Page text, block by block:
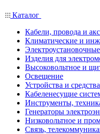
Каталог
Кабели, провода и
Климатические и
Изделия для
Высоковольтное и
Освещение
Устройства и
Кабеленесущие
Инструменты,
Генераторы
Низковольтное и
Связь,